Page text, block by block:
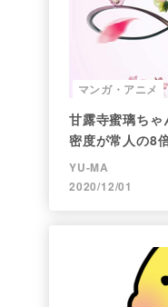
マンガ・アニメ
甘露寺蜜璃ちゃ
密度が常人の8
YU-MA
2020/12/01